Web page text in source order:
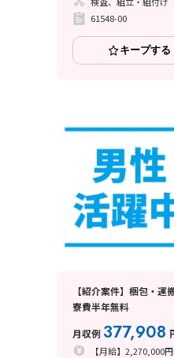
61548-00
キープする
【紹介案件】梱包・
寮費半年無料
月収例 377,908
【月給】2,270,000